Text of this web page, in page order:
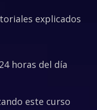
explicados
horas del día
este curso